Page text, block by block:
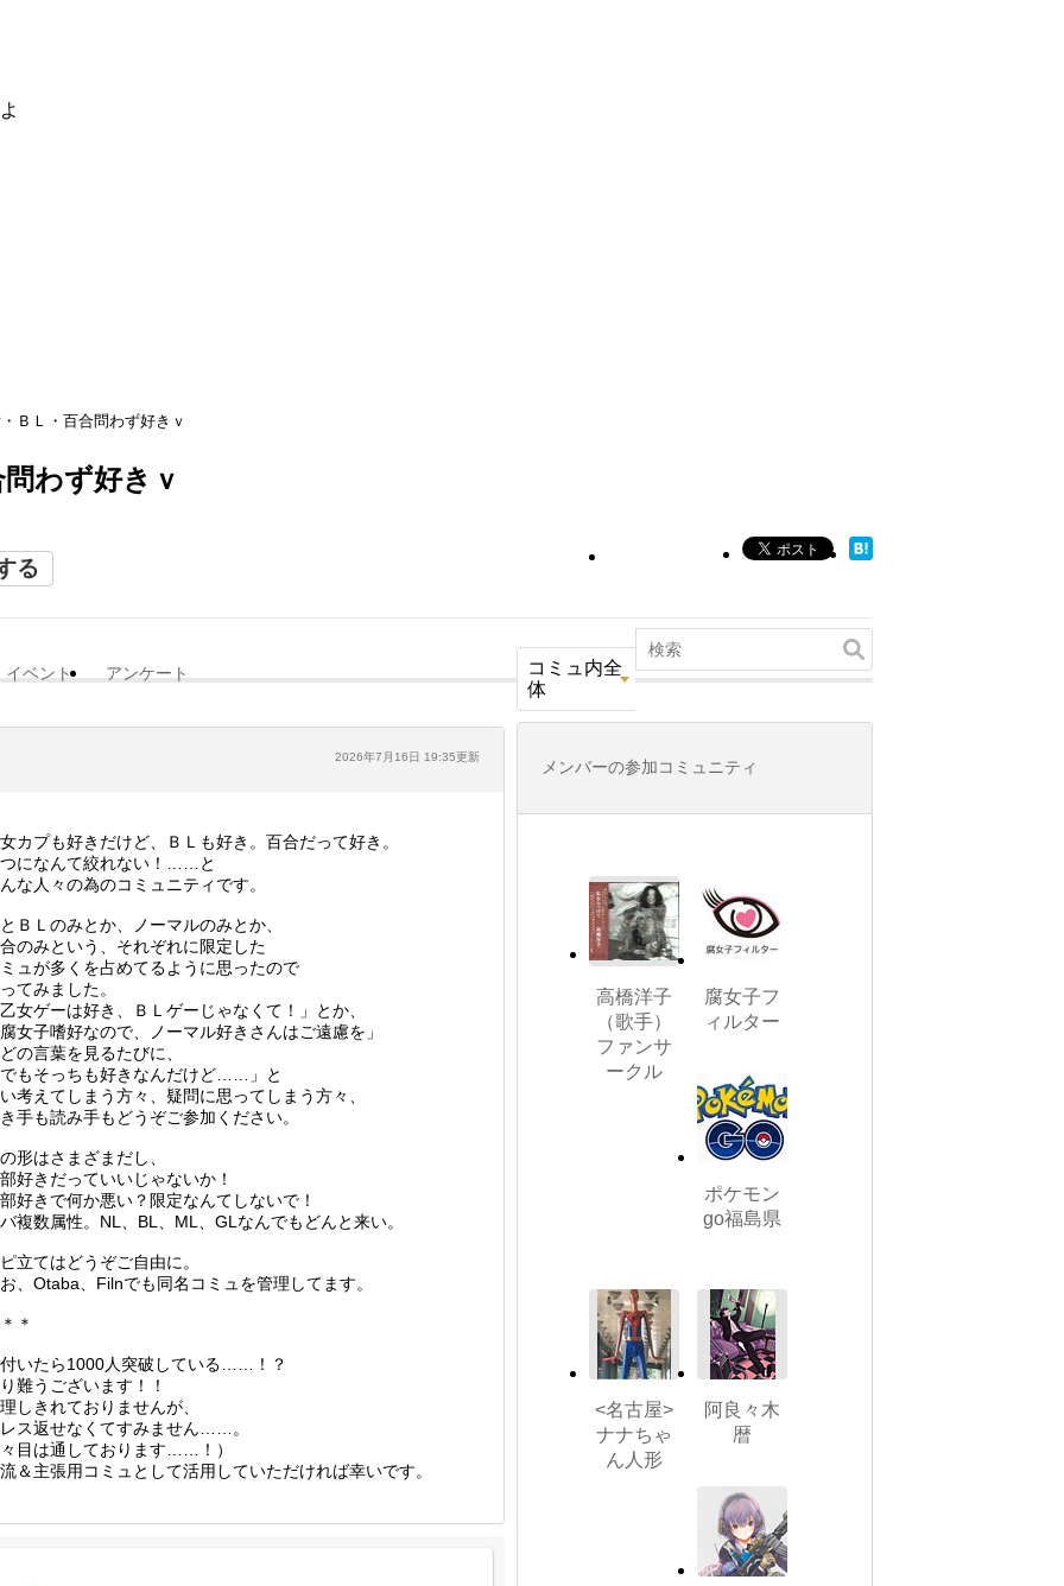
ＢＬ・百合問わず好きｖ
わず好きｖ
る
イベント アンケート
コミュ内全
体
2026年7月16日 19:35更新
カプも好きだけど、ＢＬも好き。百合だって好き。
になんて絞れない！……と
な人々の為のコミュニティです。
ＢＬのみとか、ノーマルのみとか、
のみという、それぞれに限定した
ュが多くを占めてるように思ったので
てみました。
女ゲーは好き、ＢＬゲーじゃなくて！」とか、
女子嗜好なので、ノーマル好きさんはご遠慮を」
の言葉を見るたびに、
もそっちも好きなんだけど……」と
考えてしまう方々、疑問に思ってしまう方々、
手も読み手もどうぞご参加ください。
形はさまざまだし、
好きだっていいじゃないか！
好きで何か悪い？限定なんてしないで！
複数属性。NL、BL、ML、GLなんでもどんと来い。
立てはどうぞご自由に。
、Otaba、Filnでも同名コミュを管理してます。
＊
いたら1000人突破している……！？
難うございます！！
しきれておりませんが、
ス返せなくてすみません……。
目は通しております……！）
＆主張用コミュとして活用していただければ幸いです。
メンバーの参加コミュニティ
高橋洋子
（歌手）
ファンサ
ークル
腐女子フ
ィルター
ポケモン
go福島県
<名古屋>
ナナちゃ
ん人形
阿良々木
暦